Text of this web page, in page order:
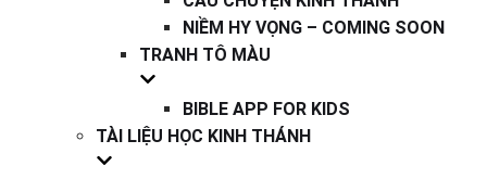
NIỀM HY VỌNG – COMING SOON
TRANH TÔ MÀU
BIBLE APP FOR KIDS
TÀI LIỆU HỌC KINH THÁNH